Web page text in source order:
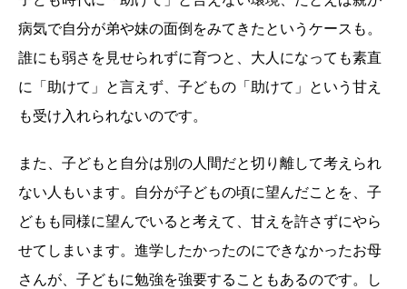
病気で自分が弟や妹の面倒をみてきたというケースも。
誰にも弱さを見せられずに育つと、大人になっても素直
に「助けて」と言えず、子どもの「助けて」という甘え
も受け入れられないのです。
また、子どもと自分は別の人間だと切り離して考えられ
ない人もいます。自分が子どもの頃に望んだことを、子
どもも同様に望んでいると考えて、甘えを許さずにやら
せてしまいます。進学したかったのにできなかったお母
さんが、子どもに勉強を強要することもあるのです。し